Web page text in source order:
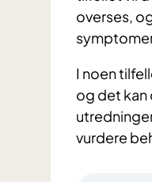
overses,
I noen
og det kan
vurdere